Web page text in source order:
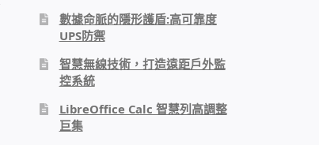
數據命脈的隱形護盾:高可靠度
UPS防禦
智慧無線技術，打造遠距戶外監
控系統
LibreOffice Calc 智慧列高調整
巨集